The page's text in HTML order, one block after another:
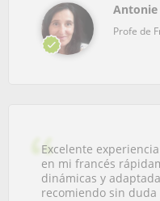
Antonie
Profe de
Excelente
en mi francés
dinámicas y
recomiendo sin duda